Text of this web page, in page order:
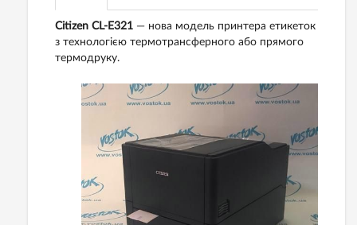
Citizen CL-E321 — нова модель принтера етикеток
з технологією термотрансферного або прямого
термодруку.